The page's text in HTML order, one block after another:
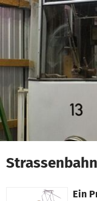
Zum Hauptinhalt
Erklärung zur
Ein